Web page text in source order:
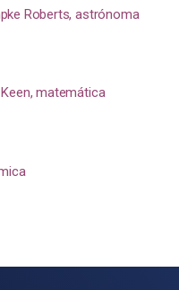
Roberts, astrónoma
matemática